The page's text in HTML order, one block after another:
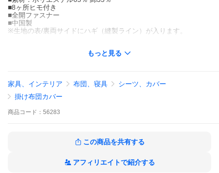
■8ヶ所ヒモ付き
■全開ファスナー
■中国製
※生地の表/裏両サイドにハギ（縫製ライン）が入ります。
株式会社』になりました。もっと見る
家具、インテリア 布団、寝具
シーツ、カバー
掛け布団カバー
商品 コード： 56283
この商品を共有する
アフィリエイトで紹介する